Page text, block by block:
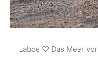
Laboe ♡ Das Meer